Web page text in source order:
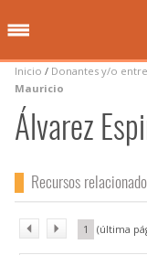
Inicio / Donantes y/o
Mauricio
Álvarez
Recursos
1